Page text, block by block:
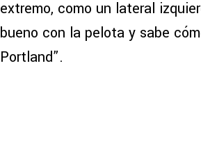
extremo, como un lateral
bueno con la pelota y sabe
Portland”.